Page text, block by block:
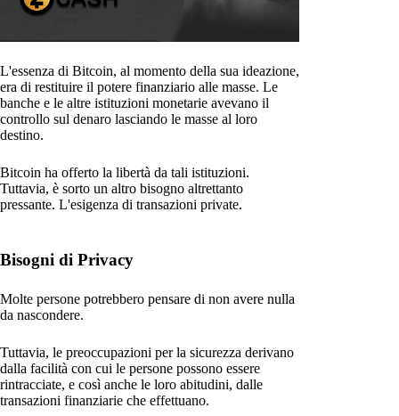
L'essenza di Bitcoin, al momento della sua ideazione,
era di restituire il potere finanziario alle masse. Le
banche e le altre istituzioni monetarie avevano il
controllo sul denaro lasciando le masse al loro
destino.
Bitcoin ha offerto la libertà da tali istituzioni.
Tuttavia, è sorto un altro bisogno altrettanto
pressante. L'esigenza di transazioni private.
Bisogni di Privacy
Molte persone potrebbero pensare di non avere nulla
da nascondere.
Tuttavia, le preoccupazioni per la sicurezza derivano
dalla facilità con cui le persone possono essere
rintracciate, e così anche le loro abitudini, dalle
transazioni finanziarie che effettuano.